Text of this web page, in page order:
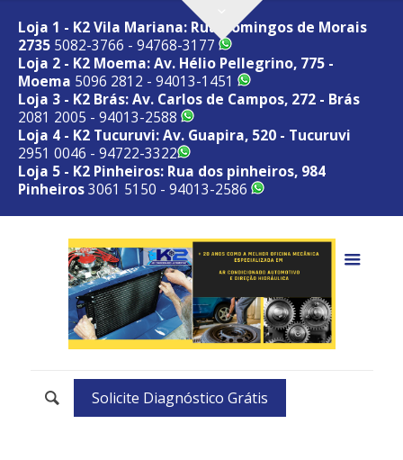
Loja 1 - K2 Vila Mariana: Rua Domingos de Morais
2735 5082-3766 - 94768-3177
Loja 2 - K2 Moema: Av. Hélio Pellegrino, 775 -
Moema 5096 2812 - 94013-1451
Loja 3 - K2 Brás: Av. Carlos de Campos, 272 - Brás
2081 2005 - 94013-2588
Loja 4 - K2 Tucuruvi: Av. Guapira, 520 - Tucuruvi
2951 0046 - 94722-3322
Loja 5 - K2 Pinheiros: Rua dos pinheiros, 984
Pinheiros3061 5150 - 94013-2586
Solicite Diagnóstico Grátis